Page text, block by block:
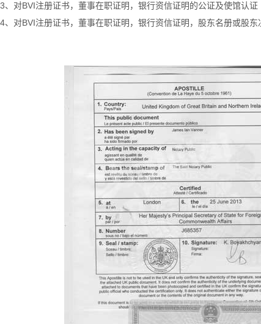
3、对BVI注册证书，董事在职证明，银行资信证明的公证及使馆认证
4、对BVI注册证书，董事在职证明，银行资信证明，股东名册或股